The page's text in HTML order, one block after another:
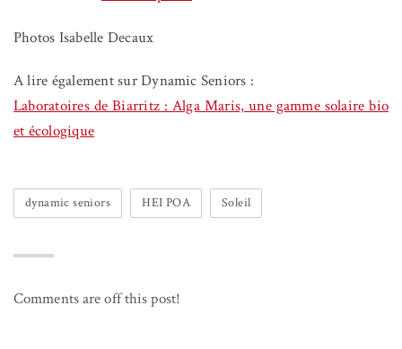
Photos Isabelle Decaux
A lire également sur Dynamic Seniors :
Laboratoires de Biarritz : Alga Maris, une gamme solaire bio
et écologique
dynamic seniors HEI POA Soleil
Comments are off this post!